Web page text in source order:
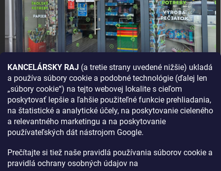
KANCELÁRSKY RAJ (a tretie strany uvedené nižšie) ukladá
a používa súbory cookie a podobné technológie (ďalej len
„súbory cookie“) na tejto webovej lokalite s cieľom
poskytovať lepšie a ľahšie použiteľné funkcie prehliadania,
na štatistické a analytické účely, na poskytovanie cieleného
a relevantného marketingu a na poskytovanie
používateľských dát nástrojom Google.
Prečítajte si tiež naše pravidlá používania súborov cookie a
pravidlá ochrany osobných údajov na
AKO SA K NÁM DOSTANETE?